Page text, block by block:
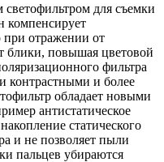
для съемки
компенсирует
отражении от
блики, повышая цветовой
фильтра
контрастными и более
обладает новыми
антистатическое
статического
и не позволяет пыли
пальцев убираются